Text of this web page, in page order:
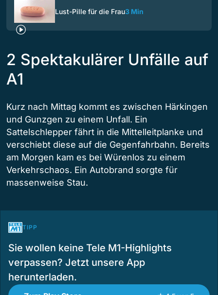
Lust-Pille für die Frau3 Min
2 Spektakulärer Unfälle auf
A1
Kurz nach Mittag kommt es zwischen Härkingen
und Gunzgen zu einem Unfall. Ein
Sattelschlepper fährt in die Mittelleitplanke und
verschiebt diese auf die Gegenfahrbahn. Bereits
am Morgen kam es bei Würenlos zu einem
Verkehrschaos. Ein Autobrand sorgte für
massenweise Stau.
TIPP
Sie wollen keine Tele M1-Highlights
verpassen? Jetzt unsere App
herunterladen.